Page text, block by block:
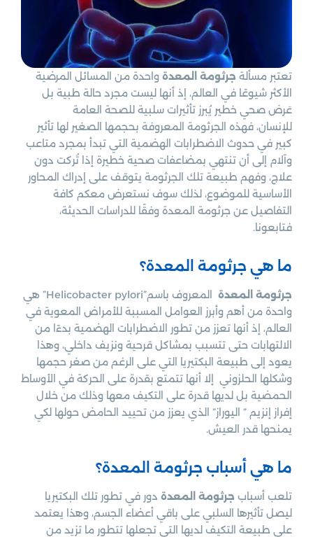
تعتبر مسألة جرثومة المعدة واحدة من المسائل المرضية
الأكثر شيوعًا في العالم، إذ أنها ليست مجرد حالة طبية بل
عَرض صحي خطير يُبرز تأثيرات سلبية للصحة العامة
للإنسان، فهذه الجرثومة المعروفة بحجمها الصغير لها تأثير
كبير في حدوث الاضطرابات الهضمية التي تبدأ بمجرد متاعب
وآلام إلى أن تنتهي بمضاعفات صحية خطيرة إذا تُركت دون
علاج، وفهم طبيعة تلك الجرثومة يتوقف على إدراك المحاور
الأساسية للموضوع، لذلك سوف نستعرض معكم كافة
التفاصيل عن جرثومة المعدة وفقًا للدراسات الحديثة،
فتابعونا.
ما هي جرثومة المعدة؟
جرثومة المعدة
المعروف باسم”Helicobacter pylori” هي
واحدة من أهم وأبرز العوامل المسببة للأمراض المعوية في
العالم، إذ أنها تعزز من تطور الاضطرابات الهضمية بدءًا من
الالتهابات حتى تتسبب بمشاكل قرحية ونزيف داخلي، وهذا
يعود إلى طبيعة البكتيريا التي على الرغم من صغر حجمها
وشكلها الحلزوني إلا أنها تتمتع بقدرة على الحركة في الأوساط
الحمضية بل لديها قدرة على التكيف معها وذلك من خلال
إفراز إنزيم ” اليوراز” الذي يعزز من تحييد الحامض حولها لكي
يمنحها قدر العيش.
ما هي أسباب جرثومة المعدة؟
تلعب أسباب جرثومة المعدة دور في تطور تلك البكتيريا
ليصل تأثيرها السلبي على باقي أعضاء الجسم، وهذا يعتمد
على طبيعة التكيف لديها التي تجعلها تتطور ما تزيد من